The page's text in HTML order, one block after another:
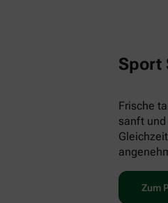
Sport
Frische
sanft
Zum